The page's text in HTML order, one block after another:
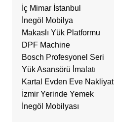
İç Mimar İstanbul
İnegöl Mobilya
Makaslı Yük Platformu
DPF Machine
Bosch Profesyonel Seri
Yük Asansörü İmalatı
Kartal Evden Eve Nakliyat
İzmir Yerinde Yemek
İnegöl Mobilyası